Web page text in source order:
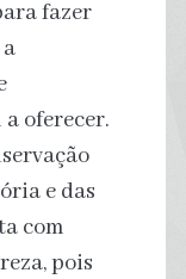
fazer
oferecer.
e das
com
pois